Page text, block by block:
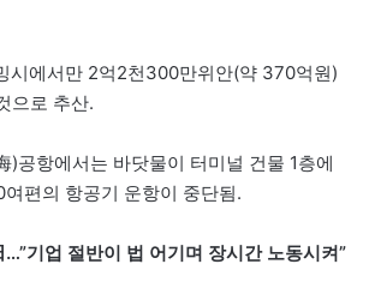
시에서만 2억2천300만위안(약 370억원)
으로 추산.
)공항에서는 바닷물이 터미널 건물 1층에
편의 항공기 운항이 중단됨.
기업 절반이 법 어기며 장시간 노동시켜”